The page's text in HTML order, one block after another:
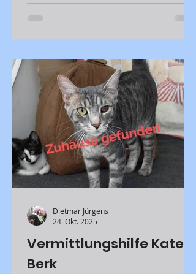
Art sofort sympathisch wirkt. Sie ist
es kein Actionprogramm sein –
Beschäftigung fürs Köpfchen sowie
schöne Spaziergänge und.........
Vermittlungshilfe Kater
Berk
Dietmar Jürgens
24. Okt. 2025